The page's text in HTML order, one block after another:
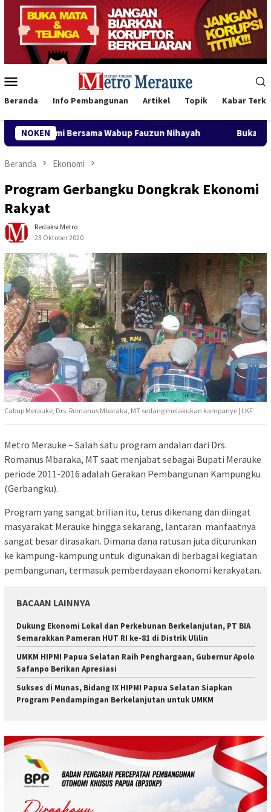
Loncat
konten
Mobile
Beranda Info Pembangunan Artikel Topik Kabar
NOKEN
Fauzun Nihayah Buka Karnaval Pembangunan,
Beranda Ekonomi
Program Gerbangku Dongkrak Ekonomi
Rakyat
Redaksi Metro
23 Oktober 2020
Cabup Merauke, Drs. Romanus Mbaraka, MT sedang melakukan kampanye | LKF
Metro Merauke – Salah satu program andalan dari Drs.
Romanus Mbaraka, MT saat menjabat sebagai Bupati Merauke
periode 2011-2016 adalah Gerakan Pembangunan Kampungku
(Gerbangku).
Program yang sangat brilian itu, terus dikenang dan diingat
masyarakat Merauke hingga sekarang, lantaran manfaatnya
sangat besar dirasakan. Dimana dana ratusan juta diturunkan
ke kampung-kampung untuk digunakan di berbagai kegiatan
pembangunan, termasuk pemberdayaan ekonomi kerakyatan.
BACAAN LAINNYA
Dukung Ekonomi Lokal dan Perkebunan Berkelanjutan, PT BIA
Semarakkan Pameran HUT RI ke-81 di Distrik Ulilin
UMKM HIPMI Papua Selatan Raih Penghargaan, Gubernur Apolo
Safanpo Berikan Apresiasi
Sukses di Munas, Bidang IX HIPMI Papua Selatan Siapkan
Program Pendampingan Berkelanjutan untuk UMKM